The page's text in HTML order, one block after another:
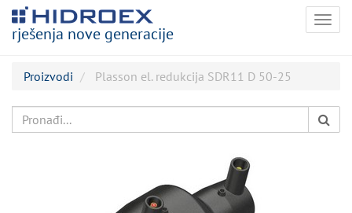
rješenja nove generacije
Proizvodi Plasson el. redukcija SDR11 D 50-25